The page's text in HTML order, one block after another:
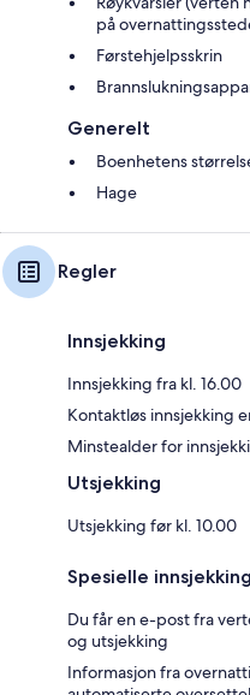
på
Førstehjelpsskrin
Generelt
Boenhetens
Hage
Regler
Innsjekking
Innsjekking fra kl. 16.00
Kontaktløs innsjekking
Minstealder for
Utsjekking
Utsjekking før kl. 10.00
Spesielle
Du får en e-post fra
og utsjekking
Informasjon fra